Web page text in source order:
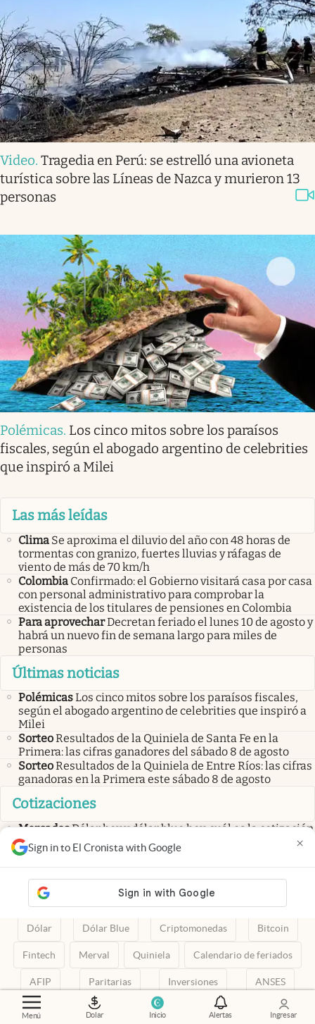
Menú Dolar Inicio Alertas Ingresar
Sign in to El Cronista with Google ×
Video. Tragedia en Perú: se estrelló una avioneta
turística sobre las Líneas de Nazca y murieron 13
personas
Polémicas. Los cinco mitos sobre los paraísos
fiscales, según el abogado argentino de celebrities
que inspiró a Milei
Las más leídas
Clima Se aproxima el diluvio del año con 48 horas de
tormentas con granizo, fuertes lluvias y ráfagas de
viento de más de 70 km/h
Colombia Confirmado: el Gobierno visitará casa por casa
con personal administrativo para comprobar la
existencia de los titulares de pensiones en Colombia
Para aprovecharDecretan feriado el lunes 10 de agosto y
habrá un nuevo fin de semana largo para miles de
personas
Últimas noticias
PolémicasLos cinco mitos sobre los paraísos fiscales,
según el abogado argentino de celebrities que inspiró a
Milei
SorteoResultados de la Quiniela de Santa Fe en la
Primera: las cifras ganadores del sábado 8 de agosto
SorteoResultados de la Quiniela de Entre Ríos: las cifras
ganadoras en la Primera este sábado 8 de agosto
Cotizaciones
MercadosDólar hoy y dólar blue hoy: cuál es la cotización
del sábado 8 de agosto minuto a minuto
Mercado cambiarioEl dólar sigue al alza: los errores que
Mercado cambiarioDólar hoy: a cuánto cotiza el oficial
en los bancos de la City este sábado 8 de agosto
Dólar Dólar Blue Criptomonedas Bitcoin
Fintech Merval Quiniela Calendario de feriados
AFIP Paritarias Inversiones ANSES
abre en nueva pestaña
abre en nueva pestaña
abre en nueva pestaña
abre en nueva pestaña
abre en nueva pestaña